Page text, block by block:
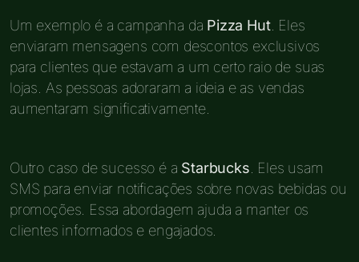
Um exemplo é a campanha da Pizza Hut. Eles
enviaram mensagens com descontos exclusivos
para clientes que estavam a um certo raio de suas
lojas. As pessoas adoraram a ideia e as vendas
aumentaram significativamente.
Outro caso de sucesso é a Starbucks . Eles usam
SMS para enviar notificações sobre novas bebidas ou
promoções. Essa abordagem ajuda a manter os
clientes informados e engajados.